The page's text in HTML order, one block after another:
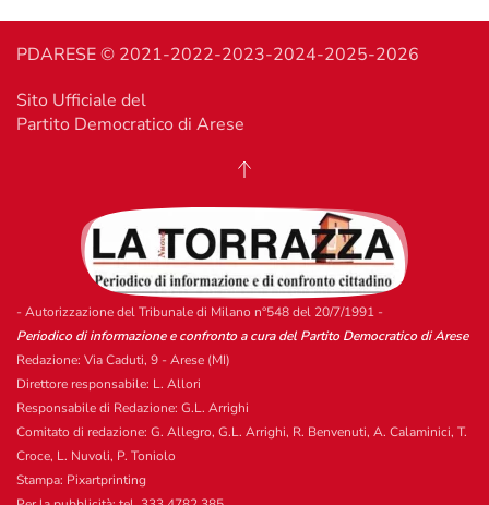
PDARESE © 2021-2022-2023-2024-2025-2026
Sito Ufficiale del
Partito Democratico di Arese
- Autorizzazione del Tribunale di Milano n°548 del 20/7/1991 -
Periodico di informazione e confronto a cura del Partito Democratico di Arese
Redazione: Via Caduti, 9 - Arese (MI)
Direttore responsabile: L. Allori
Responsabile di Redazione: G.L. Arrighi
Comitato di redazione: G. Allegro, G.L. Arrighi, R. Benvenuti, A. Calaminici, T.
Croce, L. Nuvoli, P. Toniolo
Stampa: Pixartprinting